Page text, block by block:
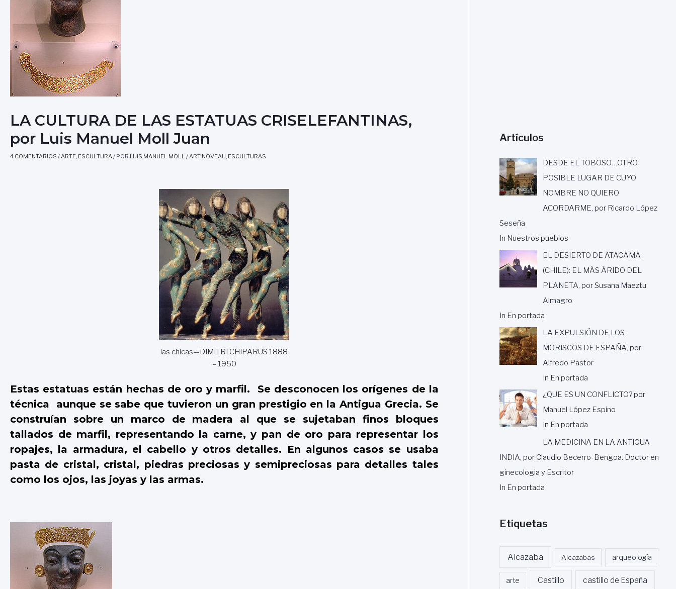
LA CULTURA DE LAS ESTATUAS CRISELEFANTINAS,
por Luis Manuel Moll Juan
4 COMENTARIOS /ARTE, ESCULTURA/ POR LUIS MANUEL MOLL /ART NOVEAU, ESCULTURAS
las chicas—DIMITRI CHIPARUS 1888
– 1950
Estas estatuas están hechas de oro y marfil. Se desconocen los orígenes de la
técnica aunque se sabe que tuvieron un gran prestigio en la Antigua Grecia. Se
construían sobre un marco de madera al que se sujetaban finos bloques
tallados de marfil, representando la carne, y pan de oro para representar los
ropajes, la armadura, el cabello y otros detalles. En algunos casos se usaba
pasta de cristal, cristal, piedras preciosas y semipreciosas para detalles tales
como los ojos, las joyas y las armas.
Artículos
DESDE EL TOBOSO…OTRO
POSIBLE LUGAR DE CUYO
NOMBRE NO QUIERO
ACORDARME, por Ricardo López
Seseña
In Nuestros pueblos
EL DESIERTO DE ATACAMA
(CHILE): EL MÁS ÁRIDO DEL
PLANETA, por Susana Maeztu
Almagro
In En portada
LA EXPULSIÓN DE LOS
MORISCOS DE ESPAÑA, por
Alfredo Pastor
In En portada
¿QUE ES UN CONFLICTO? por
Manuel López Espino
In En portada
LA MEDICINA EN LA ANTIGUA
INDIA, por Claudio Becerro-Bengoa. Doctor en
ginecologia y Escritor
In En portada
Etiquetas
Alcazaba Alcazabas arqueología
arte Castillo castillo de España